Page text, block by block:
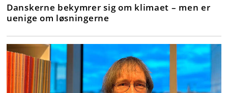
Danskerne bekymrer sig om klimaet – men er
uenige om løsningerne